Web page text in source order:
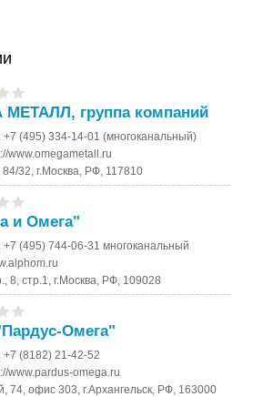
группа компаний
+7 (495) 334-14-01 (многоканальный)
www.omegametall.ru
32, г.Москва, РФ, 117810
и Омега"
+7 (495) 744-06-31 многоканальный
8, стр.1, г.Москва, РФ, 109028
Омега"
+7 (8182) 21-42-52
www.pardus-omega.ru
74, офис 303, г.Архангельск, РФ, 163000